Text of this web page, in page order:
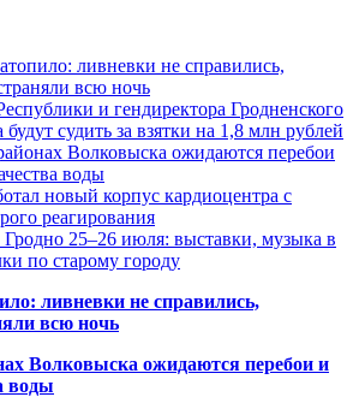
ливневки не справились,
всю ночь
и гендиректора Гродненского
судить за взятки на 1,8 млн рублей
Волковыска ожидаются перебои
воды
новый корпус кардиоцентра с
реагирования
Гродно 25–26 июля: выставки, музыка в
по старому городу
ливневки не справились,
всю ночь
Волковыска ожидаются перебои и
воды